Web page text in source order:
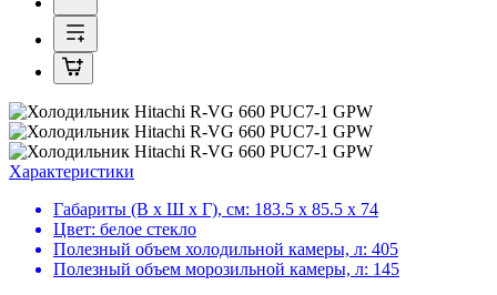
Характеристики
Габариты (В х Ш х Г), см: 183.5 х 85.5 х 74
Цвет: белое стекло
Полезный объем холодильной камеры, л: 405
Полезный объем морозильной камеры, л: 145